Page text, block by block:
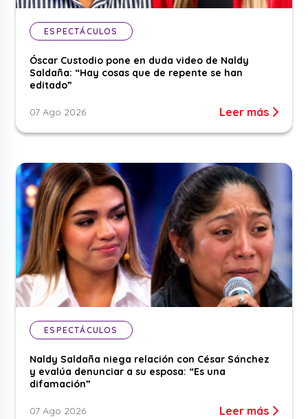
ESPECTÁCULOS
Óscar Custodio pone en duda video de Naldy
Saldaña: “Hay cosas que de repente se han
editado”
07 Ago 2026 Leer más
ESPECTÁCULOS
Naldy Saldaña niega relación con César Sánchez
y evalúa denunciar a su esposa: “Es una
difamación”
07 Ago 2026 Leer más